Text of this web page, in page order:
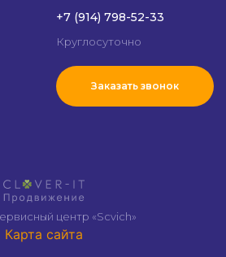
+7 (914) 798-52-33
Круглосуточно
Заказать звонок
центр «Scvich»
Карта сайта